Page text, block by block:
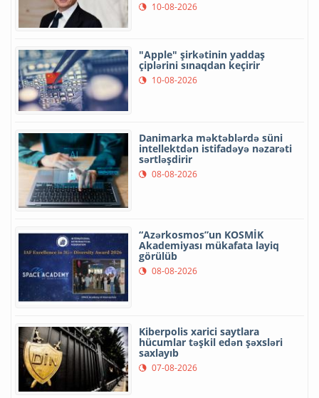
10-08-2026
"Apple" şirkətinin yaddaş
çiplərini sınaqdan keçirir
10-08-2026
Danimarka məktəblərdə süni
intellektdən istifadəyə nəzarəti
sərtləşdirir
08-08-2026
“Azərkosmos”un KOSMİK
Akademiyası mükafata layiq
görülüb
08-08-2026
Kiberpolis xarici saytlara
hücumlar təşkil edən şəxsləri
saxlayıb
07-08-2026